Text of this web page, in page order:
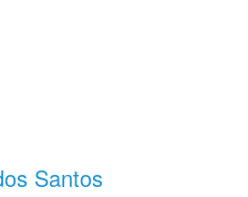
Santos